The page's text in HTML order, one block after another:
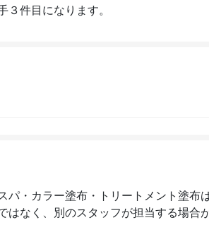
３件目になります。
パ・カラー塗布・トリートメント塗布
はなく、別のスタッフが担当する場合